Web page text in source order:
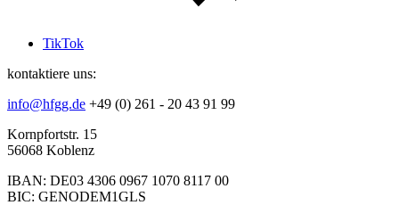
TikTok
kontaktiere uns:
info@hfgg.de +49 (0) 261 - 20 43 91 99
Kornpfortstr. 15
56068 Koblenz
IBAN: DE03 4306 0967 1070 8117 00
BIC: GENODEM1GLS